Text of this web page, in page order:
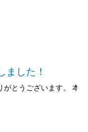
ました！
とうございます。 本